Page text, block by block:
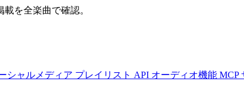
を全楽曲で確認。
シャルメディア プレイリスト API オーディオ機能 MCP